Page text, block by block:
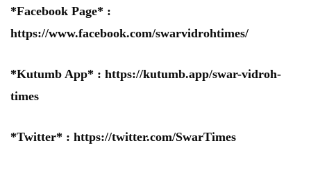
*Facebook Page* :
https://www.facebook.com/swarvidrohtimes/
*Kutumb App* : https://kutumb.app/swar-vidroh-
times
*Twitter* : https://twitter.com/SwarTimes